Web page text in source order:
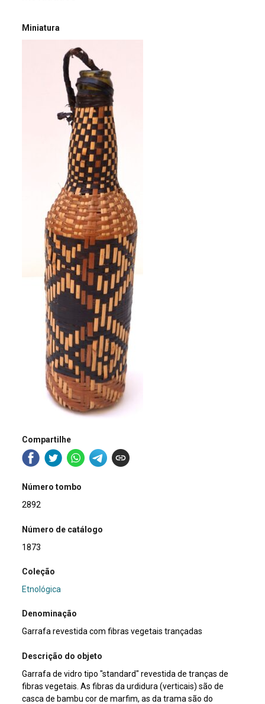
Miniatura
Compartilhe
Número tombo
2892
Número de catálogo
1873
Coleção
Etnológica
Denominação
Garrafa revestida com fibras vegetais trançadas
Descrição do objeto
Garrafa de vidro tipo "standard" revestida de tranças de
fibras vegetais. As fibras da urdidura (verticais) são de
casca de bambu cor de marfim, as da trama são do